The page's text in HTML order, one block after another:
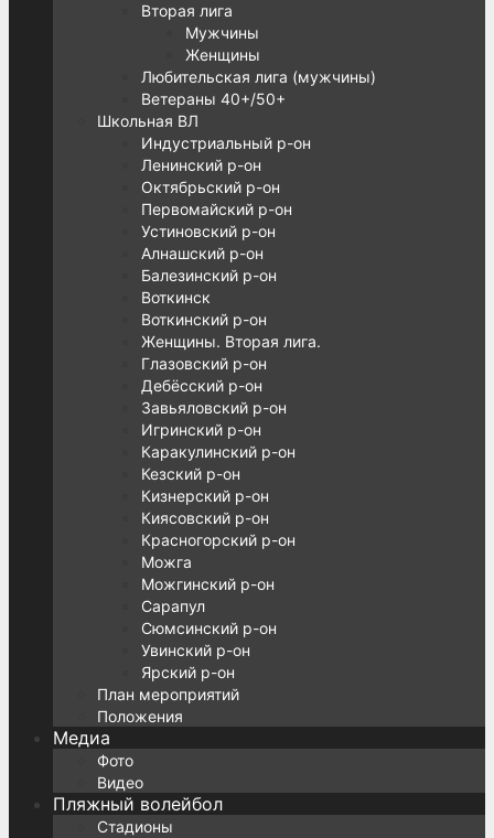
Вторая лига
Мужчины
Женщины
Любительская лига (мужчины)
Ветераны 40+/50+
Школьная ВЛ
Индустриальный р-он
Ленинский р-он
Октябрьский р-он
Первомайский р-он
Устиновский р-он
Алнашский р-он
Балезинский р-он
Воткинск
Воткинский р-он
Женщины. Вторая лига.
Глазовский р-он
Дебёсский р-он
Завьяловский р-он
Игринский р-он
Каракулинский р-он
Кезский р-он
Кизнерский р-он
Киясовский р-он
Красногорский р-он
Можга
Можгинский р-он
Сарапул
Сюмсинский р-он
Увинский р-он
Ярский р-он
План мероприятий
Положения
Медиа
Фото
Видео
Пляжный волейбол
Стадионы